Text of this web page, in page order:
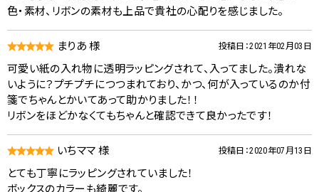
色・素材、リボンの素材も上品で貴社の心配りを感じました。
まりあ 様 投稿日：2021年02月03日
可愛い紙の入れ物に透明ラッピングされて、入ってました。潰れな
いように？プチプチにつつまれており、かつ、何が入っているのか付
箋でちゃんとかいてあって助かりました！！
リボンをほどかなくてもちゃんと確認できて良かったです！
いちママ 様 投稿日：2020年07月13日
とても丁寧にラッピングされていました！
ボックスのカラーも綺麗です。